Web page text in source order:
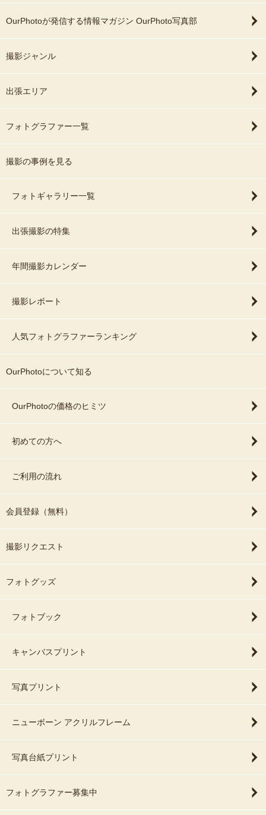
OurPhotoが発信する情報マガジン OurPhoto写真部
撮影ジャンル
出張エリア
フォトグラファー一覧
撮影の事例を見る
フォトギャラリー一覧
出張撮影の特集
年間撮影カレンダー
撮影レポート
人気フォトグラファーランキング
OurPhotoについて知る
OurPhotoの価格のヒミツ
初めての方へ
ご利用の流れ
会員登録（無料）
撮影リクエスト
フォトグッズ
フォトブック
キャンバスプリント
写真プリント
ニューボーン アクリルフレーム
写真台紙プリント
フォトグラファー募集中